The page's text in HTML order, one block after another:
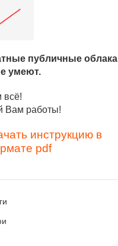
публичные облака
умеют.
всё!
Вам работы!
инструкцию в
pdf